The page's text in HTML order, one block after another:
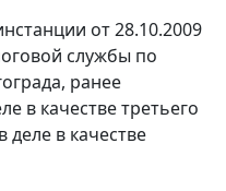
от 28.10.2009
службы по
ранее
в качестве третьего
деле в качестве